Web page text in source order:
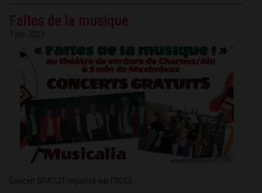
Faîtes de la musique
Concert GRATUIT organisé par l’OCCS